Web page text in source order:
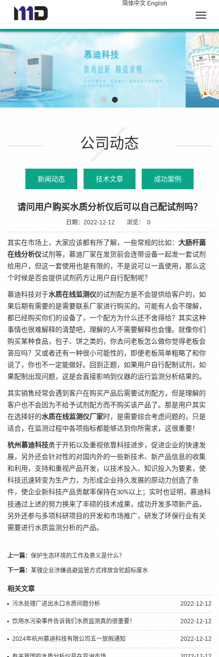
简体中文 English
Toggle
1 2
公司动态
新闻动态 技术文章 成功案例
请问用户购买水质分析仪后可以自己配试剂吗？
日期：2022-12-12 浏览： 0
其实在市场上，大家应该都有所了解，一些常规的比如： 大肠杆菌
在线分析仪试剂等，慕迪厂家在发货前会连带设备一起发一套试剂
给用户，但这一套使用也是有限的，不是说可以一直使用，那么这
个时候是否会提供试剂药方让用户自行配制呢？
慕迪科技对于水质在线监测仪的试剂配方是不会提供给客户的，如
果后期有需要的是需要联系厂家进行购买的。可能有人会不理解，
都已经购买你们的设备了，一个配方为什么还不舍得给？其实这种
事情也很难解释的清楚吧，理解的人不需要解释也会懂。就像你们
购买某种食品，包子、饼之类的，你去问老板怎么做你觉得老板会
答应吗？又或者还有一种很小可能性的，即便老板简单粗略了和你
说了，你也不一定能做好。回到正题，如果用户自行配制试剂，如
果配制出现问题，这是会直接影响到仪器的运行监测分析结果的。
其实销售经常会遇到客户在购买产品后需要试剂配方，但是理解的
客户也不会因为不给予试剂配方而不购买该产品了。那是用户其实
在选择好的水质在线监测仪厂家时，是需要综合考虑问题的，只是
适合，在监测过程中各项指标都能够达到你所需求，这很重要！
杭州慕迪科技勇于开拓以及重视依靠科技进步，促进企业的快速发
展， 另外还会针对性的对 国内外的一些新技术、新产品信息的收集
和利用，支持和重视产品开发，以技术投入、知识投入为要素，使
科技迅速转变为生产力，为形成企业持久发展的原动力创造了条
件，使企业新科技产品贡献率保持在30%以上； 实时也证明，慕迪科
技通过上述的努力换来了丰硕的技术成果，成功开发多项新产品，
另外还参与多项科研项目的开发和市场推广，研发了环保行业有关
需要进行水质监测分析的产品。
上一篇： 保护生态环境的工作及意义是什么？
下一篇： 某锂企业涉嫌逃避监管方式排放含铊超标废水
相关文章
2022-12-12
污水处理厂进出水口水质问题分析
2022-12-12
饮用水污染事件告诉我们水质监测真的很重要！
2022-12-12
2024年杭州慕迪科技有限公司五一放假通知